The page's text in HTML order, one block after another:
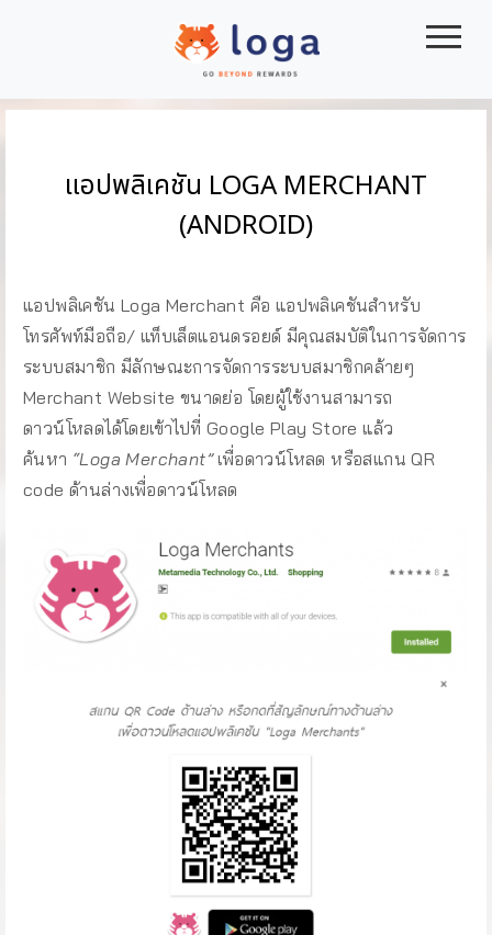
|||
แอปพลิเคชัน LOGA MERCHANT
(ANDROID)
แอปพลิเคชัน Loga Merchant คือ แอปพลิเคชันสำหรับ
โทรศัพท์มือถือ/ แท็บเล็ตแอนดรอยด์ มีคุณสมบัติในการจัดการ
ระบบสมาชิก มีลักษณะการจัดการระบบสมาชิกคล้ายๆ
Merchant Website ขนาดย่อ โดยผู้ใช้งานสามารถ
ดาวน์โหลดได้โดยเข้าไปที่ Google Play Store แล้ว
ค้นหา “Loga Merchant”เพื่อดาวน์โหลด หรือสแกน QR
code ด้านล่างเพื่อดาวน์โหลด